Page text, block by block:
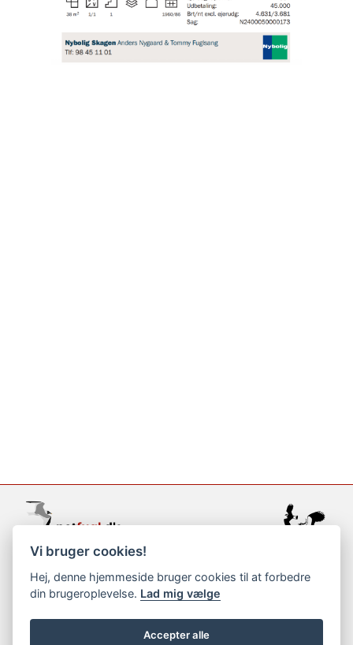
support@netfugl.dk
copyright © 2002-2023
Vi bruger cookies!
Hej, denne hjemmeside bruger cookies til at forbedre
din brugeroplevelse. Lad mig vælge
Accepter alle